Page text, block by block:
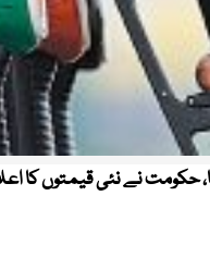
حکومت نے نئی قیمتوں کا